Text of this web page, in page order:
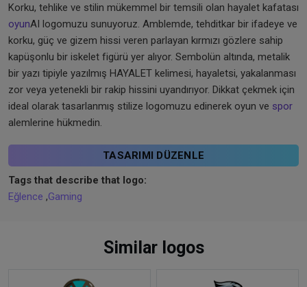
Korku, tehlike ve stilin mükemmel bir temsili olan hayalet kafatası
oyunAI logomuzu sunuyoruz. Amblemde, tehditkar bir ifadeye ve
korku, güç ve gizem hissi veren parlayan kırmızı gözlere sahip
kapüşonlu bir iskelet figürü yer alıyor. Sembolün altında, metalik
bir yazı tipiyle yazılmış HAYALET kelimesi, hayaletsi, yakalanması
zor veya yetenekli bir rakip hissini uyandırıyor. Dikkat çekmek için
ideal olarak tasarlanmış stilize logomuzu edinerek oyun ve spor
alemlerine hükmedin.
TASARIMI DÜZENLE
Tags that describe that logo:
Eğlence ,Gaming
Similar logos